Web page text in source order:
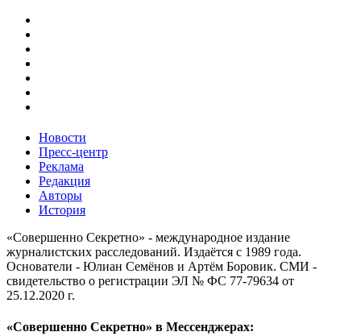
Новости
Пресс-центр
Реклама
Редакция
Авторы
История
«Совершенно Секретно» - международное издание
журналистских расследований. Издаётся с 1989 года.
Основатели - Юлиан Семёнов и Артём Боровик. CМИ -
свидетельство о регистрации ЭЛ № ФС 77-79634 от
25.12.2020 г.
«Совершенно Секретно» в Мессенджерах: